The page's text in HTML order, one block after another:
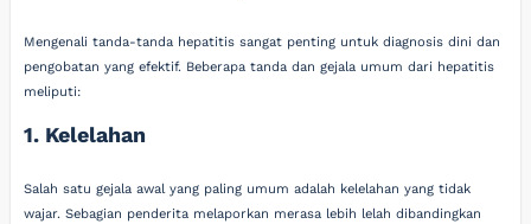
Mengenali tanda-tanda hepatitis sangat penting untuk diagnosis dini dan
pengobatan yang efektif. Beberapa tanda dan gejala umum dari hepatitis
meliputi:
1. Kelelahan
Salah satu gejala awal yang paling umum adalah kelelahan yang tidak
wajar. Sebagian penderita melaporkan merasa lebih lelah dibandingkan